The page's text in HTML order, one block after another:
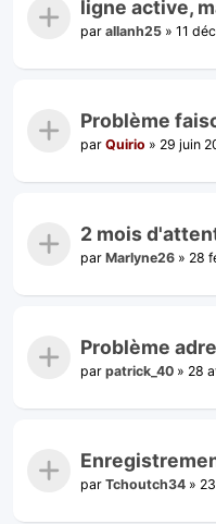
ligne active,
par allanh25 » 11
Problème
par Quirio » 29 juin
2 mois
par Marlyne26 » 28
Problème
par patrick_40 » 28
par Tchoutch34 »